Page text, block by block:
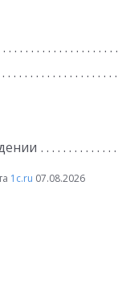
1c.ru 07.08.2026